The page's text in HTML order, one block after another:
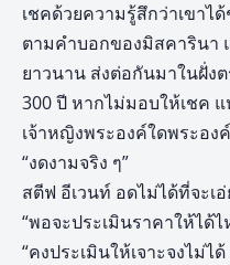
เชคด้วยความรู้สึกว่าเขาไ
ตามคำบอกของมิสคารินา
ยาวนาน ส่งต่อกันมาในฝั่ง
300 ปี หากไม่มอบให้เชค
เจ้าหญิงพระองค์ใดพระอง
“งดงามจริง ๆ”
สตีฟ อีเวนท์ อดไม่ได้ที่จะเ
“พอจะประเมินราคาให้ได้ไ
“คงประเมินให้เจาะจงไม่